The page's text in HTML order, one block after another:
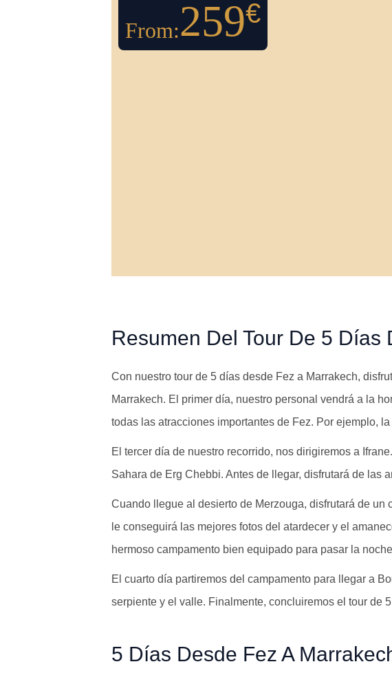
From:259€
Resumen Del Tour De 5 Días
Con nuestro tour de 5 días desde Fez a Marrakech,
Marrakech. El primer día, nuestro personal vendrá a la
todas las atracciones importantes de Fez. Por ejemplo,
El tercer día de nuestro recorrido, nos dirigiremos a
Sahara de Erg Chebbi. Antes de llegar, disfrutará de las
Cuando llegue al desierto de Merzouga, disfrutará de
le conseguirá las mejores fotos del atardecer y el
hermoso campamento bien equipado para pasar la
El cuarto día partiremos del campamento para llegar a
serpiente y el valle. Finalmente, concluiremos el tour de
5 Días Desde Fez A